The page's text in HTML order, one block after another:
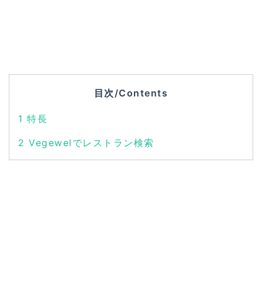
目次/Contents
1 特長
2 Vegewelでレストラン検索